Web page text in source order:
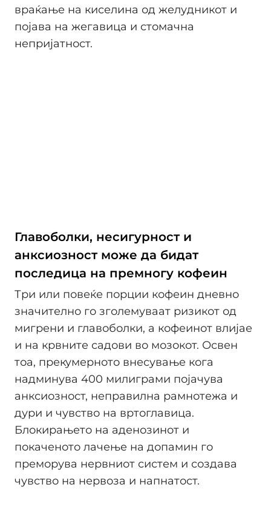
враќање на киселина од желудникот и
појава на жегавица и стомачна
непријатност.
Главоболки, несигурност и
анксиозност може да бидат
последица на премногу кофеин
Три или повеќе порции кофеин дневно
значително го зголемуваат ризикот од
мигрени и главоболки, а кофеинот влијае
и на крвните садови во мозокот. Освен
тоа, прекумерното внесување кога
надминува 400 милиграми појачува
анксиозност, неправилна рамнотежа и
дури и чувство на вртоглавица.
Блокирањето на аденозинот и
покаченото лачење на допамин го
преморува нервниот систем и создава
чувство на нервоза и напнатост.